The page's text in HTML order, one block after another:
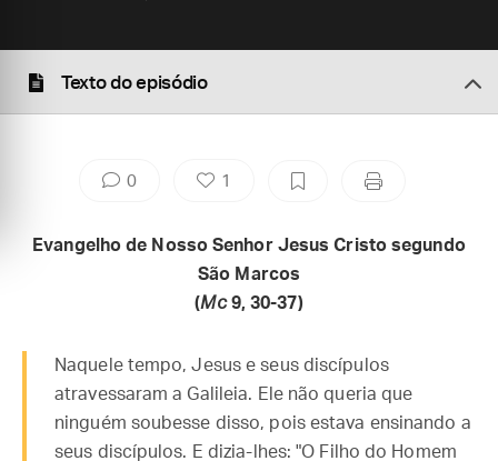
Texto do episódio
0 1
Evangelho de Nosso Senhor Jesus Cristo segundo
São Marcos
(Mc9, 30-37)
Naquele tempo, Jesus e seus discípulos
atravessaram a Galileia. Ele não queria que
ninguém soubesse disso, pois estava ensinando a
seus discípulos. E dizia-lhes: "O Filho do Homem